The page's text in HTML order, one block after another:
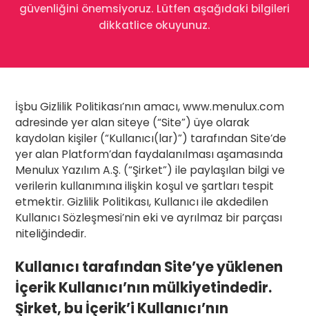
güvenliğini önemsiyoruz. Lütfen aşağıdaki bilgileri
dikkatlice okuyunuz.
İşbu Gizlilik Politikası’nın amacı, www.menulux.com
adresinde yer alan siteye (“Site”) üye olarak
kaydolan kişiler (“Kullanıcı(lar)”) tarafından Site’de
yer alan Platform’dan faydalanılması aşamasında
Menulux Yazılım A.Ş. (“Şirket”) ile paylaşılan bilgi ve
verilerin kullanımına ilişkin koşul ve şartları tespit
etmektir. Gizlilik Politikası, Kullanıcı ile akdedilen
Kullanıcı Sözleşmesi’nin eki ve ayrılmaz bir parçası
niteliğindedir.
Kullanıcı tarafından Site’ye yüklenen
İçerik Kullanıcı’nın mülkiyetindedir.
Şirket, bu İçerik’i Kullanıcı’nın